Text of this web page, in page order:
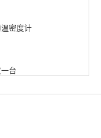
密度计
台